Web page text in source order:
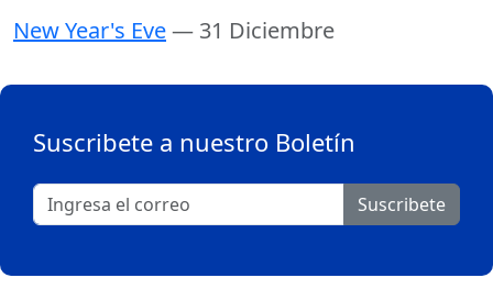
New Year's Eve— 31 Diciembre
Suscribete a nuestro Boletín
Suscribete